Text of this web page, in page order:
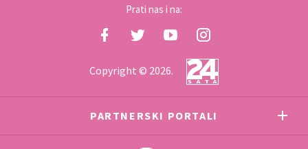
Prati nas i na:
Copyright © 2026.
PARTNERSKI PORTALI